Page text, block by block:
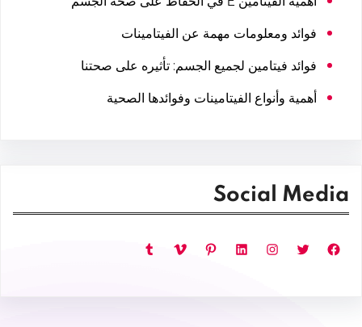
فوائد ومعلومات مهمة عن الفيتامينات
فوائد فيتامين لجميع الجسم: تأثيره على صحتنا
أهمية وأنواع الفيتامينات وفوائدها الصحية
Social Media
فيسبوك تويتر إنستجرام لينكد إن بينتريست فيميو تمبلر